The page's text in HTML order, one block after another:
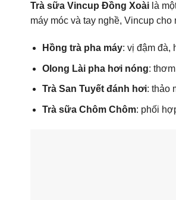
Trà sữa Vincup Đồng Xoàilà
máy móc và tay nghề, Vincup
Hồng trà pha máy: vị đậm đà,
Olong Lài pha hơi nóng:
Trà San Tuyết đánh hơi: thảo
Trà sữa Chôm Chôm: phối